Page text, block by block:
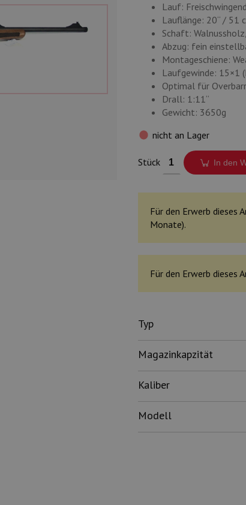
Lauf:
Lauflänge: 20“ / 51
Schaft:
Abzug: fein
Montageschiene:
Laufgewinde: 15×1
Optimal für
Drall: 1:11“
Gewicht: 3650g
nicht an Lager
Stück In den
Für den Erwerb dieses
Monate).
Für den Erwerb dieses
Typ
Magazinkapzität
Kaliber
Modell